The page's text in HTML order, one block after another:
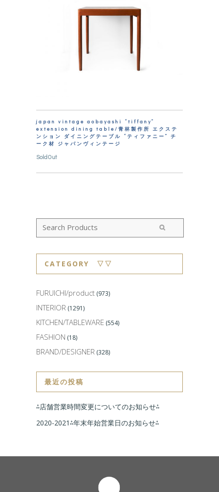
japan vintage aobayashi “tiffany”
extension dining table/青林製作所 エクステ
ンション ダイニングテーブル “ティファニー” チ
ーク材 ジャパンヴィンテージ
SoldOut
CATEGORY ▽▽
FURUICHI/product (973)
INTERIOR (1291)
KITCHEN/TABLEWARE (554)
FASHION (18)
BRAND/DESIGNER (328)
最近の投稿
⁂店舗営業時間変更についてのお知らせ⁂
2020-2021⁂年末年始営業日のお知らせ⁂